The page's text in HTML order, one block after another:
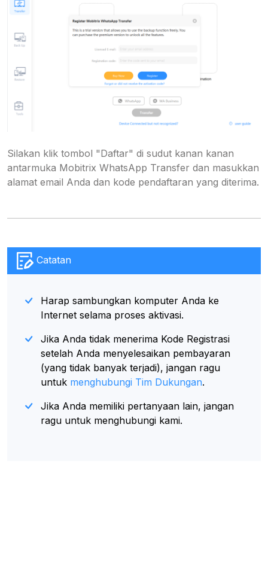
Silakan klik tombol "Daftar" di sudut kanan kanan
antarmuka Mobitrix WhatsApp Transfer dan masukkan
alamat email Anda dan kode pendaftaran yang diterima.
Catatan
Harap sambungkan komputer Anda ke
Internet selama proses aktivasi.
Jika Anda tidak menerima Kode Registrasi
setelah Anda menyelesaikan pembayaran
(yang tidak banyak terjadi), jangan ragu
untuk menghubungi Tim Dukungan.
Jika Anda memiliki pertanyaan lain, jangan
ragu untuk menghubungi kami.